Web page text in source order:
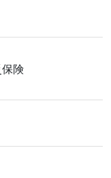
険